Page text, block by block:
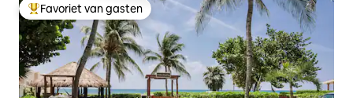
Topfavoriet van gasten
Favoriet van gasten